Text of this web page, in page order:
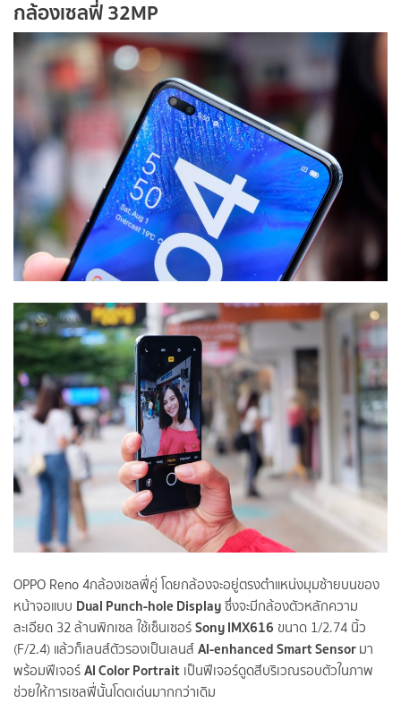
กล้องเซลฟี่ 32MP
OPPO Reno 4กล้องเซลฟี่คู่ โดยกล้องจะอยู่ตรงตำแหน่งมุมซ้ายบนของ
หน้าจอแบบ Dual Punch-hole Displayซึ่งจะมีกล้องตัวหลักความ
ละเอียด 32 ล้านพิกเซล ใช้เซ็นเซอร์Sony IMX616 ขนาด 1/2.74 นิ้ว
(F/2.4) แล้วก็เลนส์ตัวรองเป็นเลนส์AI-enhanced Smart Sensorมา
พร้อมฟีเจอร์AI Color Portrait เป็นฟีเจอร์ดูดสีบริเวณรอบตัวในภาพ
ช่วยให้การเซลฟี่นั้นโดดเด่นมากกว่าเดิม